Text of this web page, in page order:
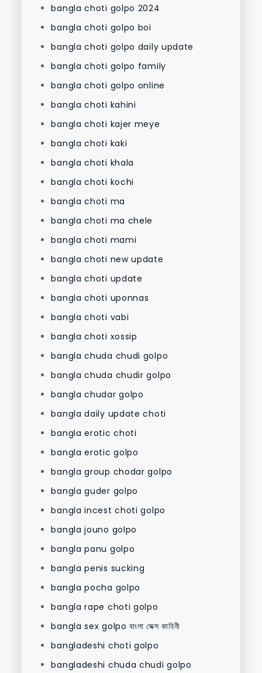
bangla choti golpo 2024
bangla choti golpo boi
bangla choti golpo daily update
bangla choti golpo family
bangla choti golpo online
bangla choti kahini
bangla choti kajer meye
bangla choti kaki
bangla choti khala
bangla choti kochi
bangla choti ma
bangla choti ma chele
bangla choti mami
bangla choti new update
bangla choti update
bangla choti uponnas
bangla choti vabi
bangla choti xossip
bangla chuda chudi golpo
bangla chuda chudir golpo
bangla chudar golpo
bangla daily update choti
bangla erotic choti
bangla erotic golpo
bangla group chodar golpo
bangla guder golpo
bangla incest choti golpo
bangla jouno golpo
bangla panu golpo
bangla penis sucking
bangla pocha golpo
bangla rape choti golpo
bangla sex golpo বাংলা সেক্স কাহিনী
bangladeshi choti golpo
bangladeshi chuda chudi golpo